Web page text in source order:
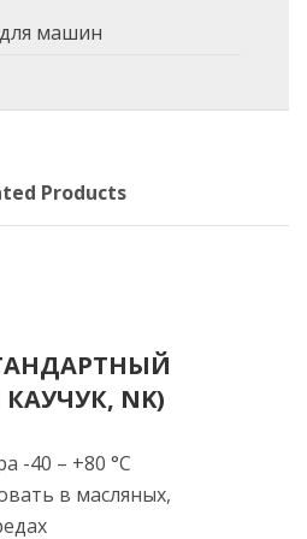
машин
Products
NK)
-40 – +80 °C
в масляных,